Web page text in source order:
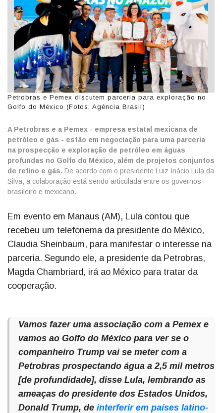
Petrobras e Pemex discutem parceria para exploração no
Golfo do México (Fotos: Agência Brasil)
A Petrobras e a Pemex - empresa estatal mexicana de
petróleo e gás - estão em negociação para uma parceria
na prospecção e exploração de petróleo em águas
profundas no Golfo do México, além de projetos conjuntos
de refino e gás. De acordo com o presidente Luiz Inácio Lula da
Silva, a colaboração está sendo articulada entre os governos
brasileiro e mexicano.
Em evento em Manaus (AM), Lula contou que
recebeu um telefonema da presidente do México,
Claudia Sheinbaum, para manifestar o interesse na
parceria. Segundo ele, a presidente da Petrobras,
Magda Chambriard, irá ao México para tratar da
cooperação.
Vamos fazer uma associação com a Pemex e
vamos ao Golfo do México para ver se o
companheiro Trump vai se meter com a
Petrobras prospectando água a 2,5 mil metros
[de profundidade], disse Lula, lembrando as
ameaças do presidente dos Estados Unidos,
Donald Trump, de interferir em países latino-